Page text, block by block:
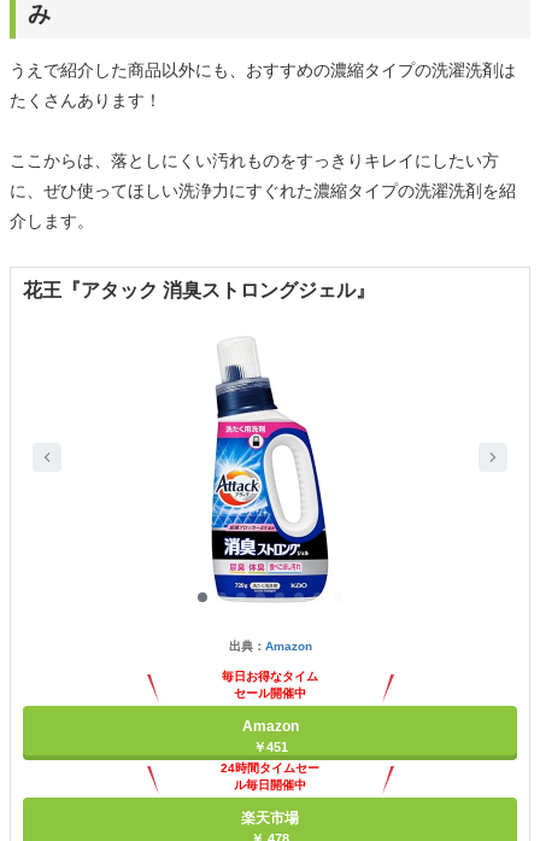
み
うえで紹介した商品以外にも、おすすめの濃縮タイプの洗濯洗剤は
たくさんあります！
ここからは、落としにくい汚れものをすっきりキレイにしたい方
に、ぜひ使ってほしい洗浄力にすぐれた濃縮タイプの洗濯洗剤を紹
介します。
花王『アタック 消臭ストロングジェル』
出典： Amazon
毎日お得なタイム
セール開催中
Amazon
￥451
24時間タイムセー
ル毎日開催中
楽天市場